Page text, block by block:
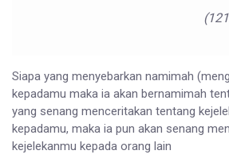
Siapa yang menyebarkan namimah
kepadamu maka ia akan bernamimah
yang senang menceritakan tentang
kepadamu, maka ia pun akan senang
kejelekanmu kepada orang lain